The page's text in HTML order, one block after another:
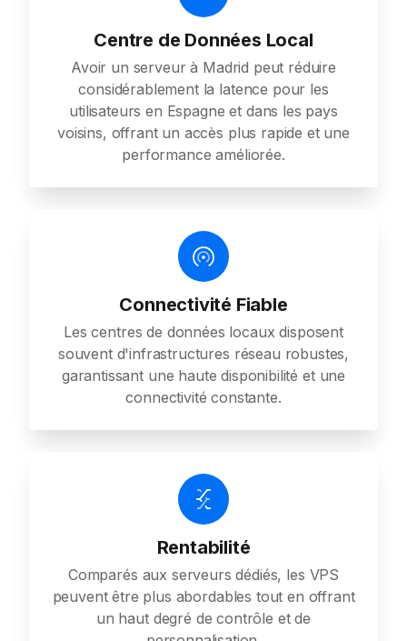
Centre de Données Local
Avoir un serveur à Madrid peut réduire
considérablement la latence pour les
utilisateurs en Espagne et dans les pays
voisins, offrant un accès plus rapide et une
performance améliorée.
Connectivité Fiable
Les centres de données locaux disposent
souvent d'infrastructures réseau robustes,
garantissant une haute disponibilité et une
connectivité constante.
Rentabilité
Comparés aux serveurs dédiés, les VPS
peuvent être plus abordables tout en offrant
un haut degré de contrôle et de